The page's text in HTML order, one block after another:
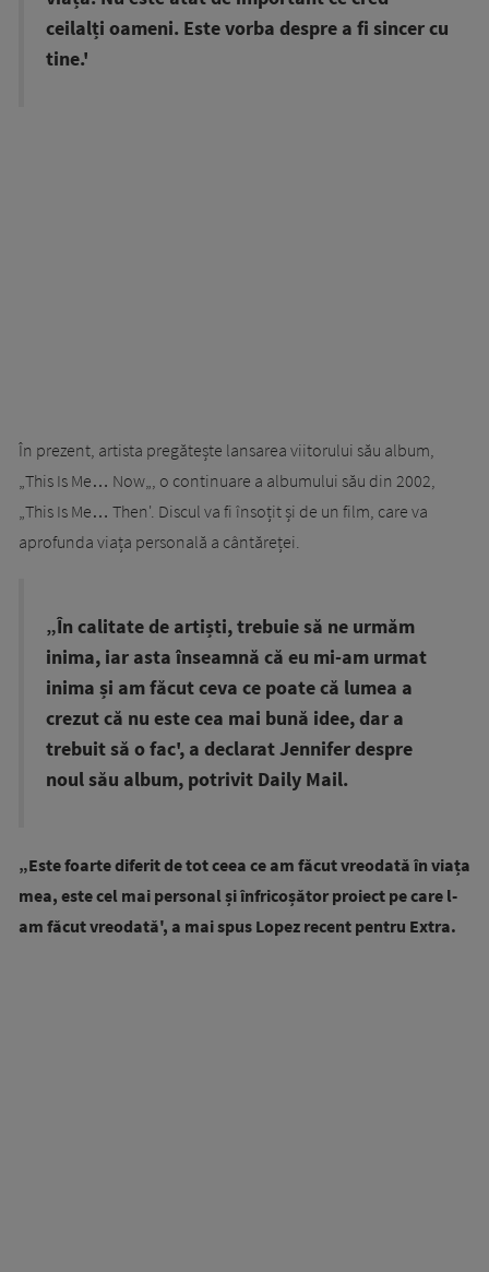
ceilalți oameni. Este vorba despre a fi sincer cu
tine.'
În prezent, artista pregătește lansarea viitorului său album,
„This Is Me… Now„, o continuare a albumului său din 2002,
„This Is Me… Then'. Discul va fi însoțit și de un film, care va
aprofunda viața personală a cântăreței.
„În calitate de artiști, trebuie să ne urmăm
inima, iar asta înseamnă că eu mi-am urmat
inima și am făcut ceva ce poate că lumea a
crezut că nu este cea mai bună idee, dar a
trebuit să o fac', a declarat Jennifer despre
noul său album, potrivit Daily Mail.
„Este foarte diferit de tot ceea ce am făcut vreodată în viața
mea, este cel mai personal și înfricoșător proiect pe care l-
am făcut vreodată', a mai spus Lopez recent pentru Extra.